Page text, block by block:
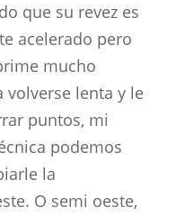
que su revez es
acelerado pero
mucho
lenta y le
puntos, mi
podemos
la
O semi oeste,